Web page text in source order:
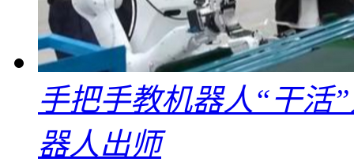
手把手教机器人“干活
器人出师